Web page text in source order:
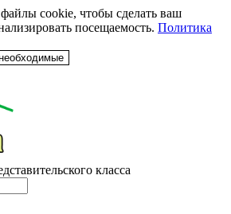
cookie, чтобы сделать ваш
посещаемость. Политика
класса